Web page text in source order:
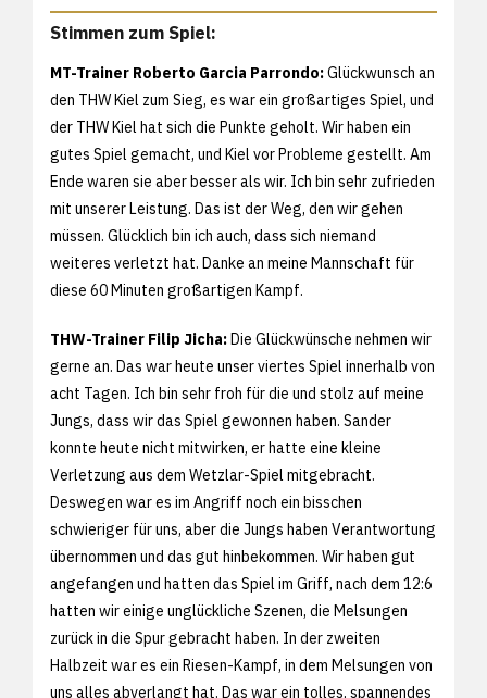
Stimmen zum Spiel:
MT-Trainer Roberto Garcia Parrondo:Glückwunsch an
den THW Kiel zum Sieg, es war ein großartiges Spiel, und
der THW Kiel hat sich die Punkte geholt. Wir haben ein
gutes Spiel gemacht, und Kiel vor Probleme gestellt. Am
Ende waren sie aber besser als wir. Ich bin sehr zufrieden
mit unserer Leistung. Das ist der Weg, den wir gehen
müssen. Glücklich bin ich auch, dass sich niemand
weiteres verletzt hat. Danke an meine Mannschaft für
diese 60 Minuten großartigen Kampf.
THW-Trainer Filip Jicha:Die Glückwünsche nehmen wir
gerne an. Das war heute unser viertes Spiel innerhalb von
acht Tagen. Ich bin sehr froh für die und stolz auf meine
Jungs, dass wir das Spiel gewonnen haben. Sander
konnte heute nicht mitwirken, er hatte eine kleine
Verletzung aus dem Wetzlar-Spiel mitgebracht.
Deswegen war es im Angriff noch ein bisschen
schwieriger für uns, aber die Jungs haben Verantwortung
übernommen und das gut hinbekommen. Wir haben gut
angefangen und hatten das Spiel im Griff, nach dem 12:6
hatten wir einige unglückliche Szenen, die Melsungen
zurück in die Spur gebracht haben. In der zweiten
Halbzeit war es ein Riesen-Kampf, in dem Melsungen von
uns alles abverlangt hat. Das war ein tolles, spannendes